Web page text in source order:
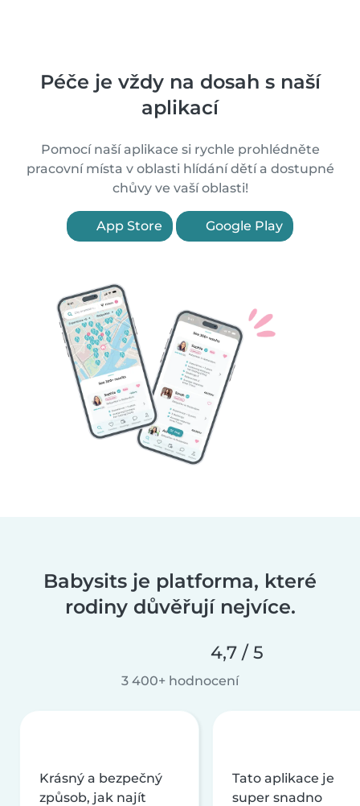
Péče je vždy na dosah s naší
aplikací
Pomocí naší aplikace si rychle prohlédněte
pracovní místa v oblasti hlídání dětí a dostupné
chůvy ve vaší oblasti!
App Store Google Play
Babysits je platforma, které
rodiny důvěřují nejvíce.
4,7 / 5
3 400+ hodnocení
Krásný a bezpečný
způsob, jak najít
Tato aplikace je
super snadno